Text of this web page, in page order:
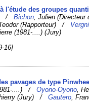
l'étude des groupes
/Bichon , Julien
Teodor (Rapporteur) /
(1981-....) (Jury)
16]
pavages de type Pinwheel
....) /Oyono-Oyono,
(Jury) /Gautero,